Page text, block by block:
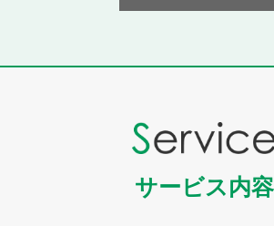
サービス内容